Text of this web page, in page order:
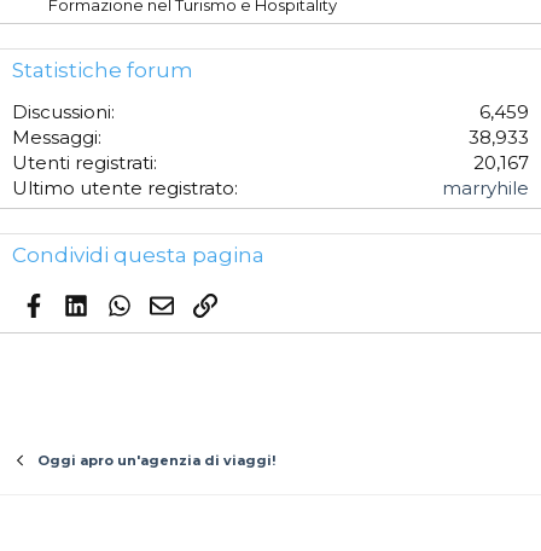
Formazione nel Turismo e Hospitality
Statistiche forum
Discussioni
6,459
Messaggi
38,933
Utenti registrati
20,167
Ultimo utente registrato
marryhile
Condividi questa pagina
FacebookLinkedIn
WhatsApp
EmailLink
Oggi apro un'agenzia di viaggi!